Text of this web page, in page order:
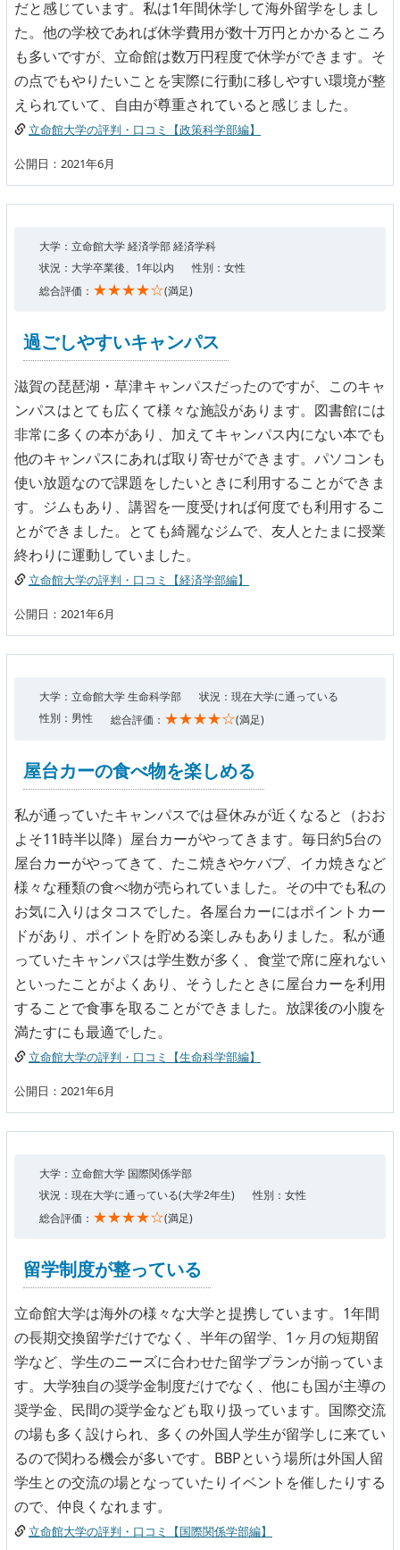
だと感じています。私は1年間休学して海外留学をしまし
た。他の学校であれば休学費用が数十万円とかかるところ
も多いですが、立命館は数万円程度で休学ができます。そ
の点でもやりたいことを実際に行動に移しやすい環境が整
えられていて、自由が尊重されていると感じました。
立命館大学の評判・口コミ【政策科学部編】
公開日：2021年6月
大学：立命館大学 経済学部 経済学科
状況：大学卒業後、1年以内
性別：女性
総合評価： ★★★★☆(満足)
過ごしやすいキャンパス
滋賀の琵琶湖・草津キャンパスだったのですが、このキャ
ンパスはとても広くて様々な施設があります。図書館には
非常に多くの本があり、加えてキャンパス内にない本でも
他のキャンパスにあれば取り寄せができます。パソコンも
使い放題なので課題をしたいときに利用することができま
す。ジムもあり、講習を一度受ければ何度でも利用するこ
とができました。とても綺麗なジムで、友人とたまに授業
終わりに運動していました。
立命館大学の評判・口コミ【経済学部編】
公開日：2021年6月
大学：立命館大学 生命科学部
状況：現在大学に通っている
性別：男性
総合評価： ★★★★☆(満足)
屋台カーの食べ物を楽しめる
私が通っていたキャンパスでは昼休みが近くなると（おお
よそ11時半以降）屋台カーがやってきます。毎日約5台の
屋台カーがやってきて、たこ焼きやケバブ、イカ焼きなど
様々な種類の食べ物が売られていました。その中でも私の
お気に入りはタコスでした。各屋台カーにはポイントカー
ドがあり、ポイントを貯める楽しみもありました。私が通
っていたキャンパスは学生数が多く、食堂で席に座れない
といったことがよくあり、そうしたときに屋台カーを利用
することで食事を取ることができました。放課後の小腹を
満たすにも最適でした。
立命館大学の評判・口コミ【生命科学部編】
公開日：2021年6月
大学：立命館大学 国際関係学部
状況：現在大学に通っている(大学2年生)
性別：女性
総合評価： ★★★★☆(満足)
留学制度が整っている
立命館大学は海外の様々な大学と提携しています。1年間
の長期交換留学だけでなく、半年の留学、1ヶ月の短期留
学など、学生のニーズに合わせた留学プランが揃っていま
す。大学独自の奨学金制度だけでなく、他にも国が主導の
奨学金、民間の奨学金なども取り扱っています。国際交流
の場も多く設けられ、多くの外国人学生が留学しに来てい
るので関わる機会が多いです。BBPという場所は外国人留
学生との交流の場となっていたりイベントを催したりする
ので、仲良くなれます。
立命館大学の評判・口コミ【国際関係学部編】